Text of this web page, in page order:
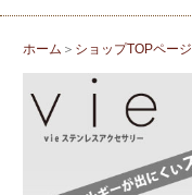
ホーム ＞ ショップTOPページ